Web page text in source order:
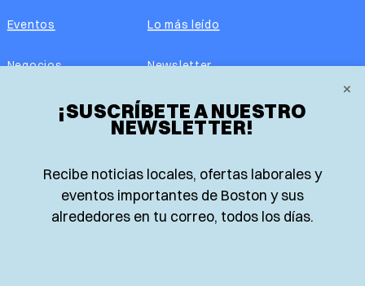
×
¡SUSCRÍBETE A NUESTRO
NEWSLETTER!
Recibe noticias locales, ofertas laborales y
eventos importantes de Boston y sus
alrededores en tu correo, todos los días.
Eventos
Negocios
Real Estate
Guía de Recursos
Lo más leído
Newsletter
Edición impresa
Advertise with us